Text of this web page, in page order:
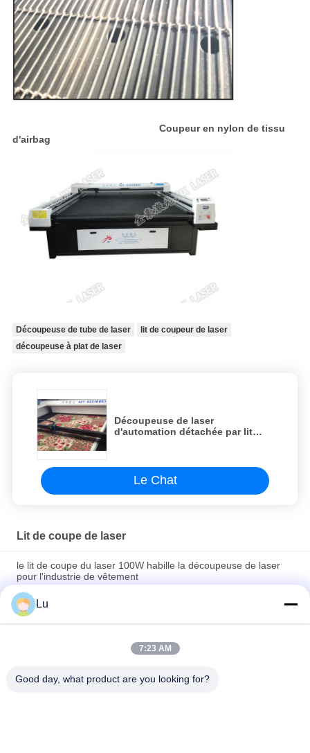
Coupeur en nylon de tissu
d'airbag
Découpeuse de tube de laser
lit de coupeur de laser
découpeuse à plat de laser
Découpeuse de laser
d'automation détachée par lit
Le Chat
Lit de coupe de laser
le lit de coupe du laser 100W habille la découpeuse de laser
pour l'industrie de vêtement
Coupeur à grande vitesse de laser de couche horizontale
coupeur de laser de 100 watts pour le tissu d'airbag
Découpeuse industrielle de laser de fibre de commande
numérique par ordinateur de tapisserie d'ameublement de lit
Lu
7:23 AM
Good day, what product are you looking for?